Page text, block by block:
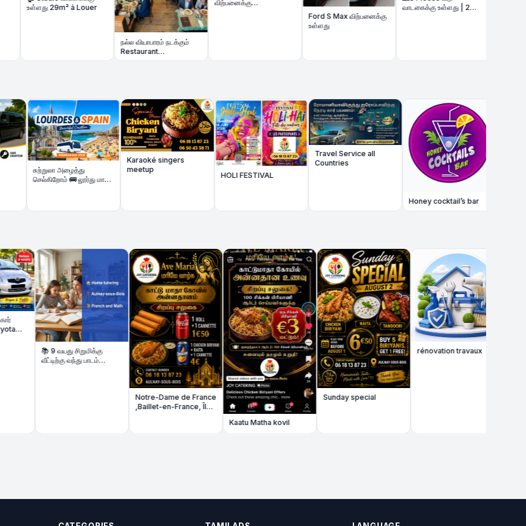
29m² à Louer
நல்ல வியாபாரம் நடக்கும்
Restaurant
மலிவுவிலையில்- Fonds
விற்பனைக்கு
Appartement 5 pièces
78 m² + Parking
Ford S Max விற்பனைக்கு
வாடகைக்கு உள்ளது | 2
Chambres 3p à louer
சுற்றுலா அழைத்து
செல்கிறோம் 🚌 லூர்து மாதா
Karaoké singers
HOLI FESTIVAL
Travel Service all
Countries
Honey cocktail’s bar
🇫🇷🚌 Mont
Michel Bus Trip
Paris / Grigny
Magical Voyage
📚 9 வயது சிறுமிக்கு
வீட்டிற்கு வந்து பாடம்
Notre-Dame de France
,Baillet-en-France, Île-
Kaatu Matha kovil
Sunday special
rénovation travaux
Joy catering